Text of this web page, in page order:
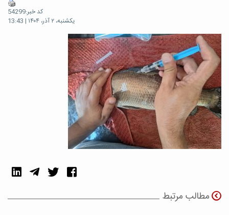
کد خبر:54299
یکشنبه، ۲ آذر، ۱۴۰۴ | 13:43
مطالب مرتبط